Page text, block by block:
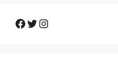
Facebook
Twitter
Instagram